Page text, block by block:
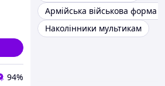
94%
Армійська військова форма і
Наколінники мультикам